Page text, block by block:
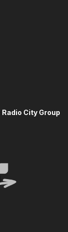
Radio City Group